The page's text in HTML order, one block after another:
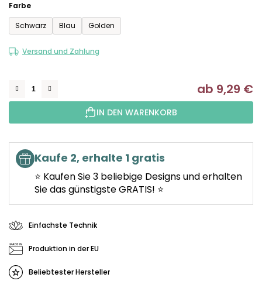
Farbe
Schwarz
Blau Golden
Versand und Zahlung
ab 9,29 €
IN DEN WARENKORB
Kaufe 2, erhalte 1 gratis
⭐ Kaufen Sie 3 beliebige Designs und erhalten
Sie das günstigste GRATIS! ⭐
Einfachste Technik
Produktion in der EU
Beliebtester Hersteller